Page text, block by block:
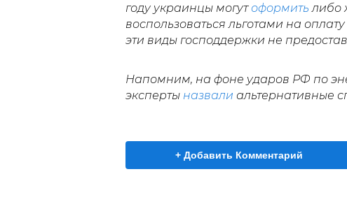
году украинцы могут оформить либо
воспользоваться льготами на
эти виды господдержки не
Напомним, на фоне ударов РФ по
эксперты назвали альтернативные
+ Добавить Комментарий